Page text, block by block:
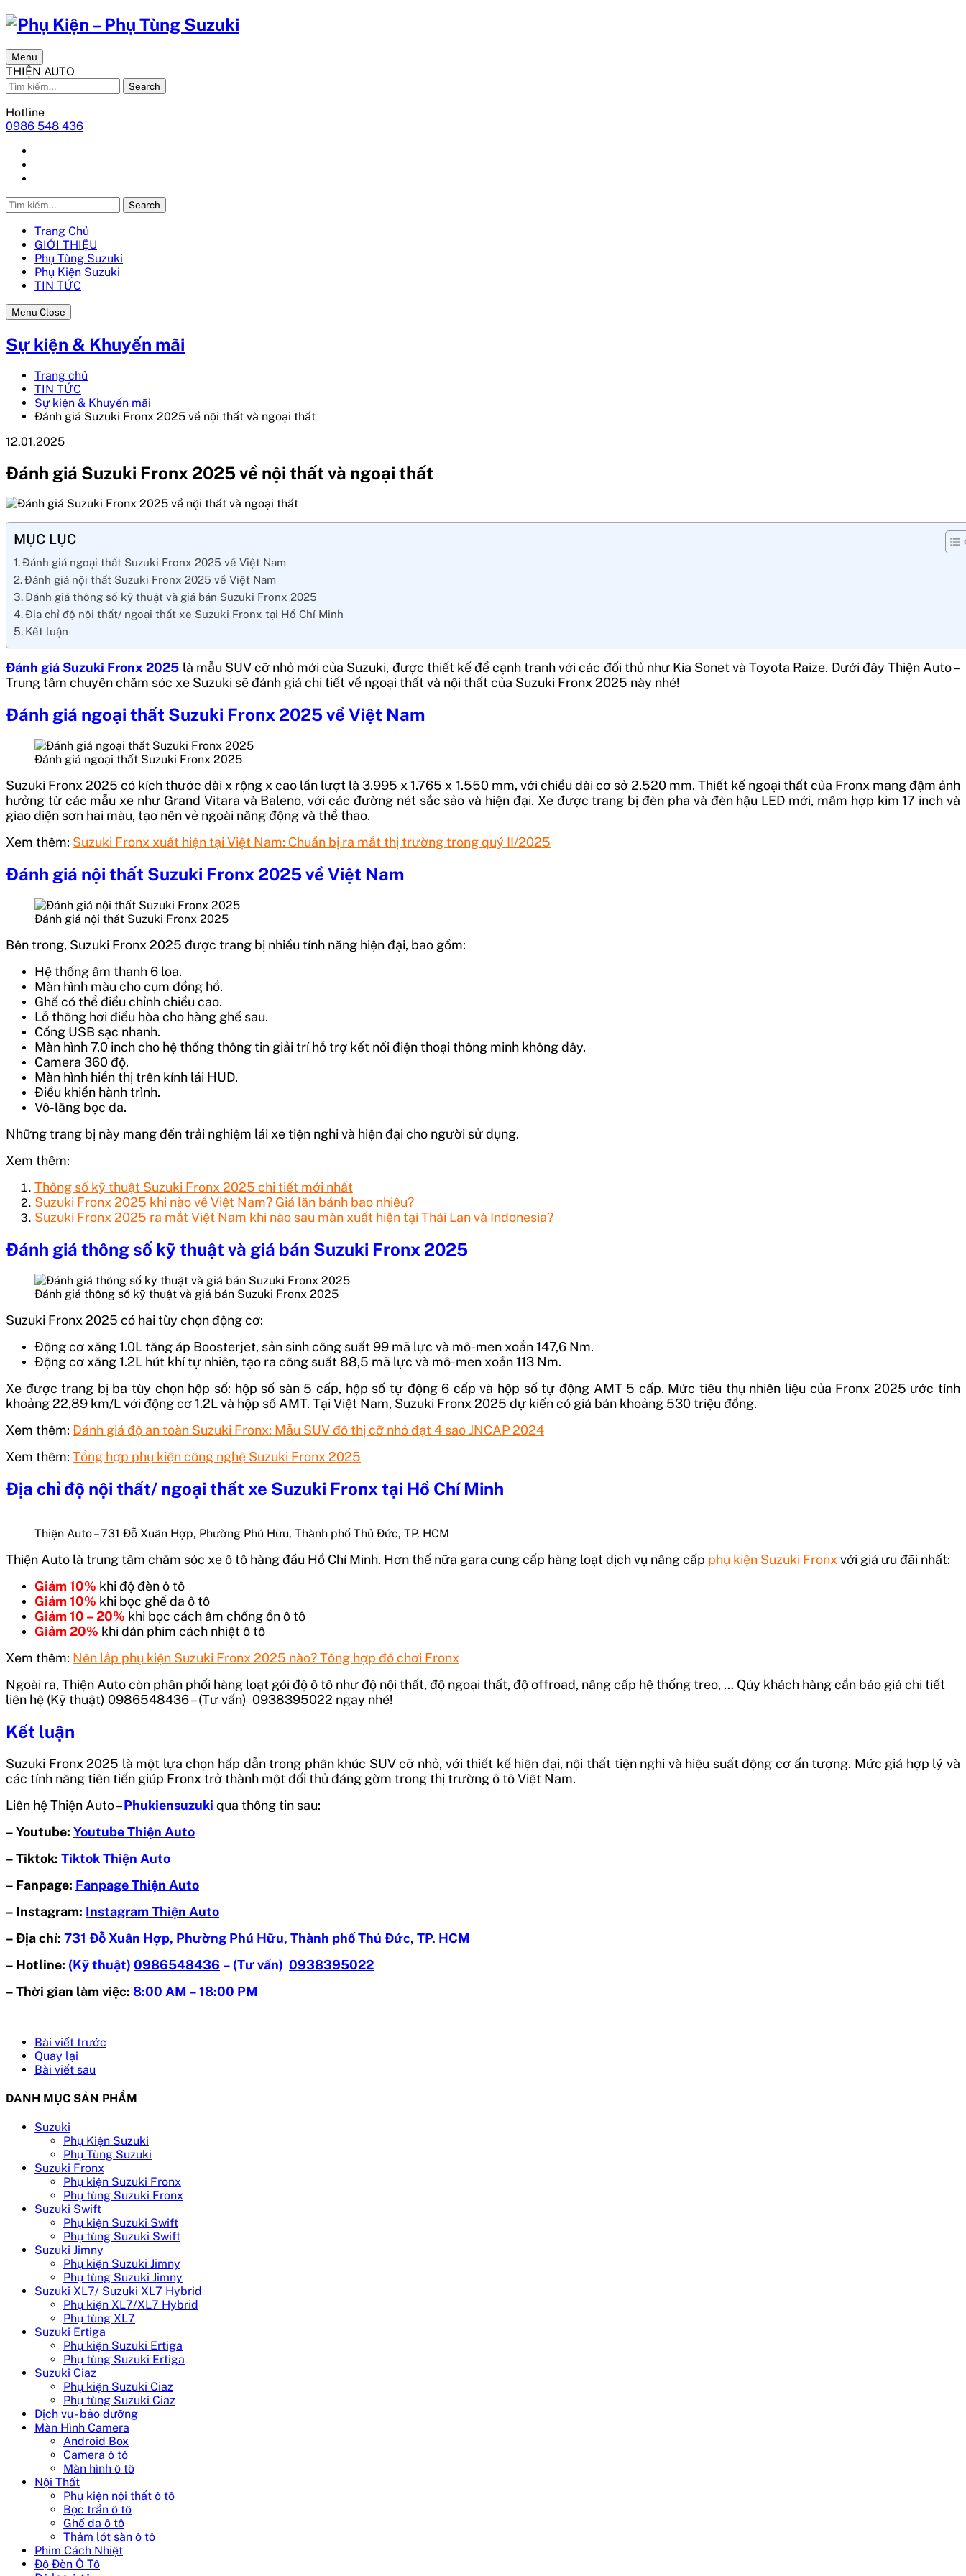
Menu
THIỆN AUTO
Search
Hotline
0986 548 436
Search
Trang Chủ
GIỚI THIỆU
Phụ Tùng Suzuki
Phụ Kiện Suzuki
TIN TỨC
Menu Close
Sự kiện & Khuyến mãi
Trang chủ
TIN TỨC
Sự kiện & Khuyến mãi
Đánh giá Suzuki Fronx 2025 về nội thất và ngoại thất
12.01.2025
Đánh giá Suzuki Fronx 2025 về nội thất và ngoại thất
MỤC LỤC
Đánh giá ngoại thất Suzuki Fronx 2025 về Việt Nam
Đánh giá nội thất Suzuki Fronx 2025 về Việt Nam
Đánh giá thông số kỹ thuật và giá bán Suzuki Fronx 2025
Địa chỉ độ nội thất/ ngoại thất xe Suzuki Fronx tại Hồ Chí Minh
Kết luận
Đánh giá Suzuki Fronx 2025 là mẫu SUV cỡ nhỏ mới của Suzuki, được thiết kế để cạnh tranh với các đối thủ như Kia Sonet và Toyota Raize. Dưới đây Thiện Auto –
Trung tâm chuyên chăm sóc xe Suzuki sẽ đánh giá chi tiết về ngoại thất và nội thất của Suzuki Fronx 2025 này nhé!
Đánh giá ngoại thất Suzuki Fronx 2025 về Việt Nam
Đánh giá ngoại thất Suzuki Fronx 2025
Suzuki Fronx 2025 có kích thước dài x rộng x cao lần lượt là 3.995 x 1.765 x 1.550 mm, với chiều dài cơ sở 2.520 mm. Thiết kế ngoại thất của Fronx mang đậm ảnh
hưởng từ các mẫu xe như Grand Vitara và Baleno, với các đường nét sắc sảo và hiện đại. Xe được trang bị đèn pha và đèn hậu LED mới, mâm hợp kim 17 inch và
giao diện sơn hai màu, tạo nên vẻ ngoài năng động và thể thao.
Xem thêm: Suzuki Fronx xuất hiện tại Việt Nam: Chuẩn bị ra mắt thị trường trong quý II/2025
Đánh giá nội thất Suzuki Fronx 2025 về Việt Nam
Đánh giá nội thất Suzuki Fronx 2025
Bên trong, Suzuki Fronx 2025 được trang bị nhiều tính năng hiện đại, bao gồm:
Hệ thống âm thanh 6 loa.
Màn hình màu cho cụm đồng hồ.
Ghế có thể điều chỉnh chiều cao.
Lỗ thông hơi điều hòa cho hàng ghế sau.
Cổng USB sạc nhanh.
Màn hình 7,0 inch cho hệ thống thông tin giải trí hỗ trợ kết nối điện thoại thông minh không dây.
Camera 360 độ.
Màn hình hiển thị trên kính lái HUD.
Điều khiển hành trình.
Vô-lăng bọc da.
Những trang bị này mang đến trải nghiệm lái xe tiện nghi và hiện đại cho người sử dụng.
Xem thêm:
Thông số kỹ thuật Suzuki Fronx 2025 chi tiết mới nhất
Suzuki Fronx 2025 khi nào về Việt Nam? Giá lăn bánh bao nhiêu?
Suzuki Fronx 2025 ra mắt Việt Nam khi nào sau màn xuất hiện tại Thái Lan và Indonesia?
Đánh giá thông số kỹ thuật và giá bán Suzuki Fronx 2025
Đánh giá thông số kỹ thuật và giá bán Suzuki Fronx 2025
Suzuki Fronx 2025 có hai tùy chọn động cơ:
Động cơ xăng 1.0L tăng áp Boosterjet, sản sinh công suất 99 mã lực và mô-men xoắn 147,6 Nm.
Động cơ xăng 1.2L hút khí tự nhiên, tạo ra công suất 88,5 mã lực và mô-men xoắn 113 Nm.
Xe được trang bị ba tùy chọn hộp số: hộp số sàn 5 cấp, hộp số tự động 6 cấp và hộp số tự động AMT 5 cấp. Mức tiêu thụ nhiên liệu của Fronx 2025 ước tính
khoảng 22,89 km/L với động cơ 1.2L và hộp số AMT. Tại Việt Nam, Suzuki Fronx 2025 dự kiến có giá bán khoảng 530 triệu đồng.
Xem thêm: Đánh giá độ an toàn Suzuki Fronx: Mẫu SUV đô thị cỡ nhỏ đạt 4 sao JNCAP 2024
Xem thêm: Tổng hợp phụ kiện công nghệ Suzuki Fronx 2025
Địa chỉ độ nội thất/ ngoại thất xe Suzuki Fronx tại Hồ Chí Minh
Thiện Auto – 731 Đỗ Xuân Hợp, Phường Phú Hữu, Thành phố Thủ Đức, TP. HCM
Thiện Auto là trung tâm chăm sóc xe ô tô hàng đầu Hồ Chí Minh. Hơn thế nữa gara cung cấp hàng loạt dịch vụ nâng cấp phụ kiện Suzuki Fronx với giá ưu đãi nhất:
Giảm 10% khi độ đèn ô tô
Giảm 10% khi bọc ghế da ô tô
Giảm 10 – 20% khi bọc cách âm chống ồn ô tô
Giảm 20% khi dán phim cách nhiệt ô tô
Xem thêm: Nên lắp phụ kiện Suzuki Fronx 2025 nào? Tổng hợp đồ chơi Fronx
Ngoài ra, Thiện Auto còn phân phối hàng loạt gói độ ô tô như độ nội thất, độ ngoại thất, độ offroad, nâng cấp hệ thống treo, … Qúy khách hàng cần báo giá chi tiết
liên hệ (Kỹ thuật) 0986548436 – (Tư vấn) 0938395022 ngay nhé!
Kết luận
Suzuki Fronx 2025 là một lựa chọn hấp dẫn trong phân khúc SUV cỡ nhỏ, với thiết kế hiện đại, nội thất tiện nghi và hiệu suất động cơ ấn tượng. Mức giá hợp lý và
các tính năng tiên tiến giúp Fronx trở thành một đối thủ đáng gờm trong thị trường ô tô Việt Nam.
Liên hệ Thiện Auto –Phukiensuzuki qua thông tin sau:
– Youtube: Youtube Thiện Auto
– Tiktok: Tiktok Thiện Auto
– Fanpage: Fanpage Thiện Auto
– Instagram: Instagram Thiện Auto
– Địa chỉ: 731 Đỗ Xuân Hợp, Phường Phú Hữu, Thành phố Thủ Đức, TP. HCM
– Hotline: (Kỹ thuật) 0986548436 – (Tư vấn) 0938395022
– Thời gian làm việc: 8:00 AM – 18:00 PM
Bài viết trước
Quay lại
Bài viết sau
DANH MỤC SẢN PHẨM
Suzuki
Phụ Kiện Suzuki
Phụ Tùng Suzuki
Suzuki Fronx
Phụ kiện Suzuki Fronx
Phụ tùng Suzuki Fronx
Suzuki Swift
Phụ kiện Suzuki Swift
Phụ tùng Suzuki Swift
Suzuki Jimny
Phụ kiện Suzuki Jimny
Phụ tùng Suzuki Jimny
Suzuki XL7/ Suzuki XL7 Hybrid
Phụ kiện XL7/XL7 Hybrid
Phụ tùng XL7
Suzuki Ertiga
Phụ kiện Suzuki Ertiga
Phụ tùng Suzuki Ertiga
Suzuki Ciaz
Phụ kiện Suzuki Ciaz
Phụ tùng Suzuki Ciaz
Dịch vụ - bảo dưỡng
Màn Hình Camera
Android Box
Camera ô tô
Màn hình ô tô
Nội Thất
Phụ kiện nội thất ô tô
Bọc trần ô tô
Ghế da ô tô
Thảm lót sàn ô tô
Phim Cách Nhiệt
Độ Đèn Ô Tô